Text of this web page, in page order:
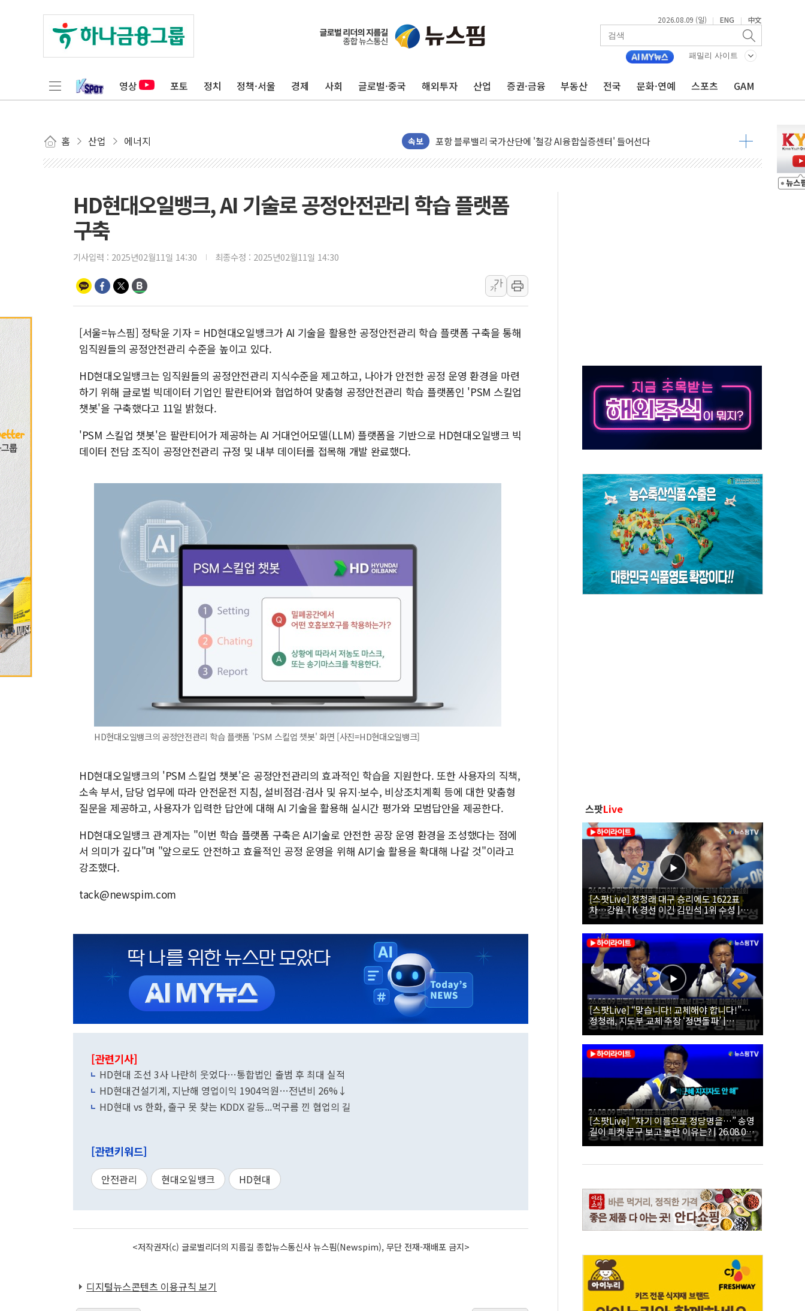
2026.08.09 (일) | ENG | 中文
패밀리 사이트
영상 포토 정치 정책·서울 경제 사회 글로벌·중국 해외투자 산업 증권·금융 부동산 전국 문화·연예 스포츠 GAM
홈 산업 에너지 속보
125mm 폭우 쏟아진 울진...'두천~하당'·'올미골교' 차량 통행 선제 제한
포항 블루밸리 국가산단에 '철강 AI융합실증센터' 들어선다
상주 낙동강 선착장 하류서 50대 숨진 채 발견...경찰, 조사 중
민주당 경북도당위원장에 오중기 당선...합산득표율 68.63%
인천서 말다툼 중 어머니 살해 10대 구속…범행 후 반려견도 죽여
[속보] 민주, 대구 경선 결과 발표...정청래 47.82% 김민석 46.35% 송영길 5.83%
[속보] 민주, 강원 경선 결과 발표...김민석 50.30% 정청래 41.94% 송영길 7.76%
최태원, 노소영에 9440억 지급 확정되나…재상고 앞두고 막판 셈법
인천시 광복절 현수막 '태극기 거꾸로' 논란…이틀만에 철거
병무청, 보충역 전면 손질… 예술·체육요원 최대 33% 감축
홈플러스發 대형마트 판매, 역대 최대폭 감소한 9.4%↓…유통업계 양극화 심화
윤준병·이해민 의원, '정부 특사'로 콜롬비아 대통령 취임식 참석
'호우·산사태 주의보' 울진 시간당 30mm 강한 비...호우 피해 없어
HD현대오일뱅크, AI 기술로 공정안전관리 학습 플랫폼
구축
기사입력 : 2025년02월11일 14:30 최종수정 : 2025년02월11일 14:30
가
가
[서울=뉴스핌] 정탁윤 기자 = HD현대오일뱅크가 AI 기술을 활용한 공정안전관리 학습 플랫폼 구축을 통해
임직원들의 공정안전관리 수준을 높이고 있다.
HD현대오일뱅크는 임직원들의 공정안전관리 지식수준을 제고하고, 나아가 안전한 공정 운영 환경을 마련
하기 위해 글로벌 빅데이터 기업인 팔란티어와 협업하여 맞춤형 공정안전관리 학습 플랫폼인 'PSM 스킬업
챗봇'을 구축했다고 11일 밝혔다.
'PSM 스킬업 챗봇'은 팔란티어가 제공하는 AI 거대언어모델(LLM) 플랫폼을 기반으로 HD현대오일뱅크 빅
데이터 전담 조직이 공정안전관리 규정 및 내부 데이터를 접목해 개발 완료했다.
HD현대오일뱅크의 공정안전관리 학습 플랫폼 'PSM 스킬업 챗봇' 화면 [사진=HD현대오일뱅크]
HD현대오일뱅크의 'PSM 스킬업 챗봇'은 공정안전관리의 효과적인 학습을 지원한다. 또한 사용자의 직책,
소속 부서, 담당 업무에 따라 안전운전 지침, 설비점검⋅검사 및 유지⋅보수, 비상조치계획 등에 대한 맞춤형
질문을 제공하고, 사용자가 입력한 답안에 대해 AI 기술을 활용해 실시간 평가와 모범답안을 제공한다.
HD현대오일뱅크 관계자는 "이번 학습 플랫폼 구축은 AI기술로 안전한 공장 운영 환경을 조성했다는 점에
서 의미가 깊다"며 "앞으로도 안전하고 효율적인 공정 운영을 위해 AI기술 활용을 확대해 나갈 것"이라고
강조했다.
tack@newspim.com
[관련기사]
HD현대 조선 3사 나란히 웃었다…통합법인 출범 후 최대 실적
HD현대건설기계, 지난해 영업이익 1904억원…전년비 26%↓
HD현대 vs 한화, 출구 못 찾는 KDDX 갈등...먹구름 낀 협업의 길
[관련키워드]
안전관리 현대오일뱅크 HD현대
<저작권자(c) 글로벌리더의 지름길 종합뉴스통신사 뉴스핌(Newspim), 무단 전재-재배포 금지>
디지털뉴스콘텐츠 이용규칙 보기
스팟Live
[스팟Live] 정청래 대구 승리에도 1622표
차…강원·TK 경선 이긴 김민석 1위 수성 |
26.08.09 더불어민주당 당대표·최고위원 후
보 대구·경북 합동연설회
[스팟Live] “맞습니다! 교체해야 합니다!”…
정청래, 지도부 교체 주장 ‘정면돌파’ |
26.08.09 더불어민주당 당대표·최고위원 후
보 대구·경북 합동연설회
[스팟Live] “자기 이름으로 정당명을…” 송영
길이 피켓 문구 보고 놀란 이유는? | 26.08.09
더불어민주당 당대표·최고위원 후보 대구·경